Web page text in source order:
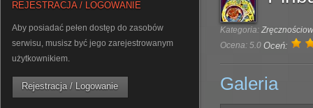
REJESTRACJA / LOGOWANIE
Aby posiadać pełen dostęp do zasobów
serwisu, musisz być jego zarejestrowanym
użytkownikiem.
Rejestracja / Logowanie
Kategoria:
Ocena: 5.0 Oceń:
Galeria